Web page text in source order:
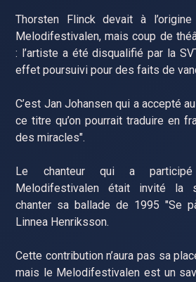
Thorsten Flinck devait à
Melodifestivalen, mais coup de
: l’artiste a été disqualifié par la
effet poursuivi pour des faits de
C’est Jan Johansen qui a accepté
ce titre qu’on pourrait traduire en
des miracles".
Le chanteur qui a
Melodifestivalen était invité la
chanter sa ballade de 1995 "Se
Linnea Henriksson.
Cette contribution n’aura pas sa
mais le Melodifestivalen est un